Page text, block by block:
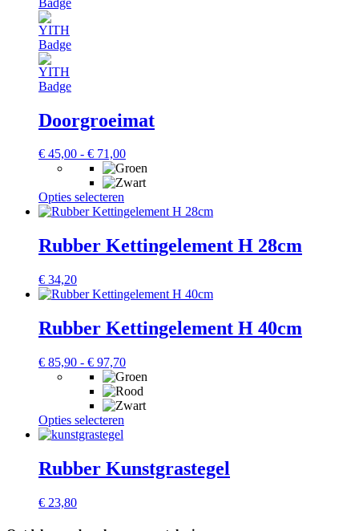
Doorgroeimat
€ 45,00 - € 71,00
€ 45,00
tot
Opties selecteren
product
meerdere
variaties.
kan
worden
op
de
productpagina
Rubber Kettingelement H 28cm
€ 34,20
Rubber Kettingelement H 40cm
€ 85,90 - € 97,70
€ 85,90
tot
€ 97,70
Opties selecteren
meerdere
variaties.
Rubber Kunstgrastegel
€ 23,80